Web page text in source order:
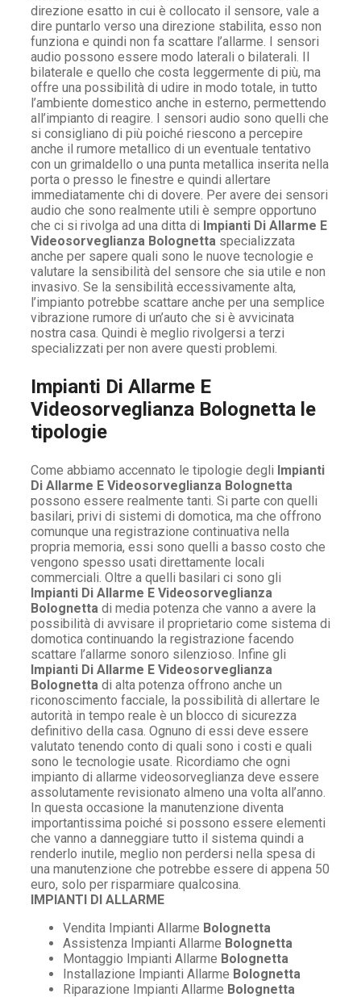
direzione esatto in cui è collocato il sensore, vale a
dire puntarlo verso una direzione stabilita, esso non
funziona e quindi non fa scattare l’allarme. I sensori
audio possono essere modo laterali o bilaterali. Il
bilaterale e quello che costa leggermente di più, ma
offre una possibilità di udire in modo totale, in tutto
l’ambiente domestico anche in esterno, permettendo
all’impianto di reagire. I sensori audio sono quelli che
si consigliano di più poiché riescono a percepire
anche il rumore metallico di un eventuale tentativo
con un grimaldello o una punta metallica inserita nella
porta o presso le finestre e quindi allertare
immediatamente chi di dovere. Per avere dei sensori
audio che sono realmente utili è sempre opportuno
che ci si rivolga ad una ditta di Impianti Di Allarme E
Videosorveglianza Bolognetta specializzata
anche per sapere quali sono le nuove tecnologie e
valutare la sensibilità del sensore che sia utile e non
invasivo. Se la sensibilità eccessivamente alta,
l’impianto potrebbe scattare anche per una semplice
vibrazione rumore di un’auto che si è avvicinata
nostra casa. Quindi è meglio rivolgersi a terzi
specializzati per non avere questi problemi.
Impianti Di Allarme E
Videosorveglianza Bolognetta le
tipologie
Come abbiamo accennato le tipologie degli Impianti
Di Allarme E Videosorveglianza Bolognetta
possono essere realmente tanti. Si parte con quelli
basilari, privi di sistemi di domotica, ma che offrono
comunque una registrazione continuativa nella
propria memoria, essi sono quelli a basso costo che
vengono spesso usati direttamente locali
commerciali. Oltre a quelli basilari ci sono gli
Impianti Di Allarme E Videosorveglianza
Bolognetta di media potenza che vanno a avere la
possibilità di avvisare il proprietario come sistema di
domotica continuando la registrazione facendo
scattare l’allarme sonoro silenzioso. Infine gli
Impianti Di Allarme E Videosorveglianza
Bolognetta di alta potenza offrono anche un
riconoscimento facciale, la possibilità di allertare le
autorità in tempo reale è un blocco di sicurezza
definitivo della casa. Ognuno di essi deve essere
valutato tenendo conto di quali sono i costi e quali
sono le tecnologie usate. Ricordiamo che ogni
impianto di allarme videosorveglianza deve essere
assolutamente revisionato almeno una volta all’anno.
In questa occasione la manutenzione diventa
importantissima poiché si possono essere elementi
che vanno a danneggiare tutto il sistema quindi a
renderlo inutile, meglio non perdersi nella spesa di
una manutenzione che potrebbe essere di appena 50
euro, solo per risparmiare qualcosina.
IMPIANTI DI ALLARME
Vendita Impianti Allarme Bolognetta
Assistenza Impianti Allarme Bolognetta
Montaggio Impianti Allarme Bolognetta
Installazione Impianti Allarme Bolognetta
Riparazione Impianti Allarme Bolognetta